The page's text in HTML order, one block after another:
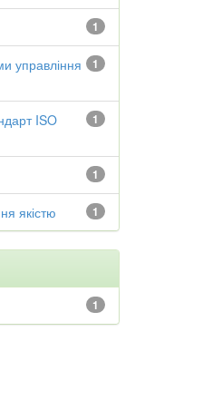
1
1
управління
1
ISO
1
1
якістю
1